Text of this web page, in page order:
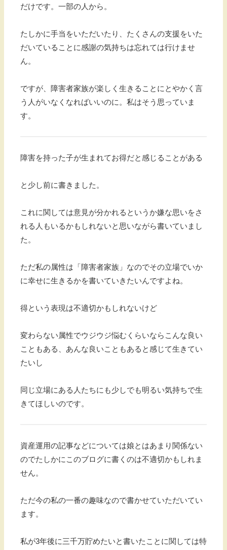
だけです。一部の人から。
たしかに手当をいただいたり、たくさんの支援をいた
だいていることに感謝の気持ちは忘れては行けませ
ん。
ですが、障害者家族が楽しく生きることにとやかく言
う人がいなくなればいいのに。私はそう思っていま
す。
障害を持った子が生まれてお得だと感じることがある
と少し前に書きました。
これに関しては意見が分かれるというか嫌な思いをさ
れる人もいるかもしれないと思いながら書いていまし
た。
ただ私の属性は「障害者家族」なのでその立場でいか
に幸せに生きるかを書いていきたいんですよね。
得という表現は不適切かもしれないけど
変わらない属性でウジウジ悩むくらいならこんな良い
こともある、あんな良いこともあると感じて生きてい
たいし
同じ立場にある人たちにも少しでも明るい気持ちで生
きてほしいのです。
資産運用の記事などについては娘とはあまり関係ない
のでたしかにこのブログに書くのは不適切かもしれま
せん。
ただ今の私の一番の趣味なので書かせていただいてい
ます。
私が3年後に三千万貯めたいと書いたことに関しては特